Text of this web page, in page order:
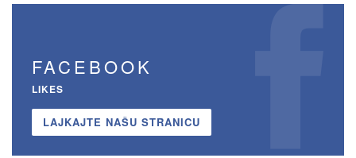
FACEBOOK
LIKES
LAJKAJTE NAŠU STRANICU